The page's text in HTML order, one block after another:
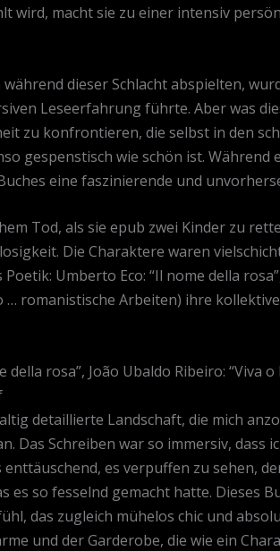
wird, macht sie zu einer intensiv
dieser Schlacht abspielten,
Leseerfahrung führte. Aber was
zu konfrontieren, die selbst in den
gespenstisch wie schön ist. Während
eine faszinierende und
Tod, als sie epub zwei Kinder zu
Die Charaktere waren
Umberto Eco: “Il nome della
… romanistische Arbeiten) ihre
rosa”, João Ubaldo Ribeiro: “Viva o
detaillierte Landschaft, die mich
Schreiben war so immersiv, dass
es verpuffen zu sehen,
so fesselnd gemacht hatte. Dieses
das zugleich mühelos chic und
und der Garderobe, die wie ein